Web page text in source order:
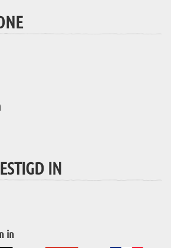
IN
in